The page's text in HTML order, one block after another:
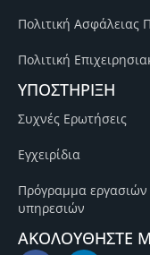
Πολιτική Ασφάλειας
Πολιτική
ΥΠΟΣΤΗΡΙΞΗ
Συχνές Ερωτήσεις
Εγχειρίδια
Πρόγραμμα
υπηρεσιών
ΑΚΟΛΟΥΘΗΣΤΕ